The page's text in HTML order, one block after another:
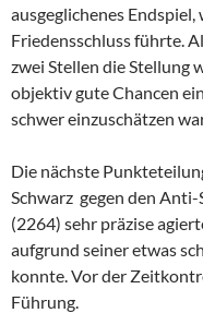
ausgeglichenes Endspiel,
Friedensschluss führte.
zwei Stellen die Stellung
objektiv gute Chancen
schwer einzuschätzen
Die nächste
Schwarz gegen den
(2264) sehr präzise
aufgrund seiner etwas
konnte. Vor der
Führung.